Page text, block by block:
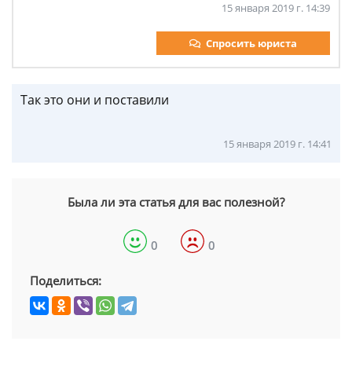
15 января 2019 г. 14:39
Спросить юриста
Так это они и поставили
15 января 2019 г. 14:41
Была ли эта статья для вас полезной?
0 0
Поделиться: